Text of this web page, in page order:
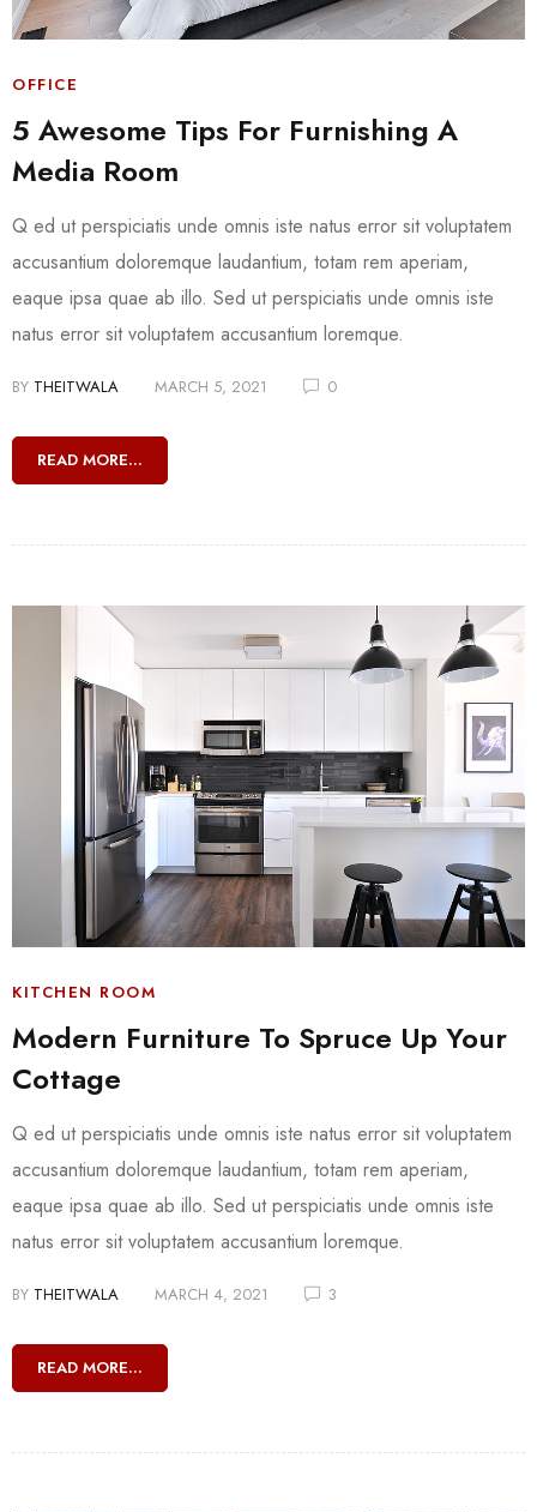
OFFICE
5 Awesome Tips For Furnishing A
Media Room
Q ed ut perspiciatis unde omnis iste natus error sit voluptatem
accusantium doloremque laudantium, totam rem aperiam,
eaque ipsa quae ab illo. Sed ut perspiciatis unde omnis iste
natus error sit voluptatem accusantium loremque.
BY THEITWALA MARCH 5, 2021 0
READ MORE...
KITCHEN ROOM
Modern Furniture To Spruce Up Your
Cottage
Q ed ut perspiciatis unde omnis iste natus error sit voluptatem
accusantium doloremque laudantium, totam rem aperiam,
eaque ipsa quae ab illo. Sed ut perspiciatis unde omnis iste
natus error sit voluptatem accusantium loremque.
BY THEITWALA MARCH 4, 2021 3
READ MORE...